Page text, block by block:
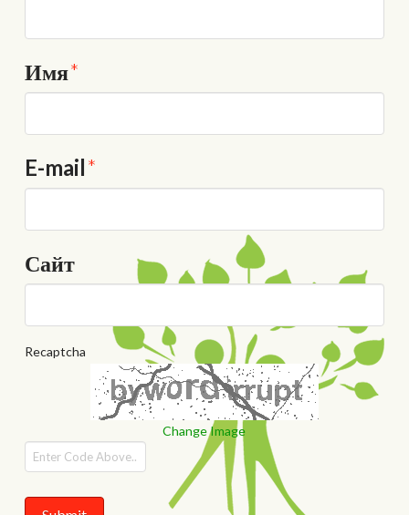
Имя*
E-mail*
Сайт
Recaptcha
Change Image